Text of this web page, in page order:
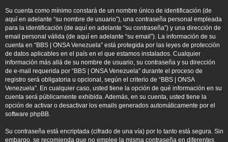
Su cuenta como mínimo constará de un nombre único de identificación (de
aquí en adelante “su nombre de usuario”), una contraseña personal empleada
para la identificación (de aquí en adelante “su contraseña”) y una dirección de
email personal válida (de aquí en adelante “su email”). La información de su
cuenta en “BBS | ONSA Venezuela” está protegida por las leyes de protección
de datos aplicables en el país en el que estamos instalados. Cualquier
información más allá de su nombre de usuario, su contraseña y su dirección
de e-mail requerida por “BBS | ONSA Venezuela” durante el proceso de
registro será obligatoria u opcional, según el criterio de “BBS | ONSA
Venezuela”. En cualquier caso, usted tiene la opción de qué información en su
cuenta será públicamente exhibida. Además, en su cuenta, usted tiene la
opción de activar o desactivar los emails generados automáticamente por el
software phpBB.
Su contraseña está encriptada (cifrado de una vía) por lo tanto está segura. Sin
embargo, se recomienda que no emplee la misma contraseña en diferentes